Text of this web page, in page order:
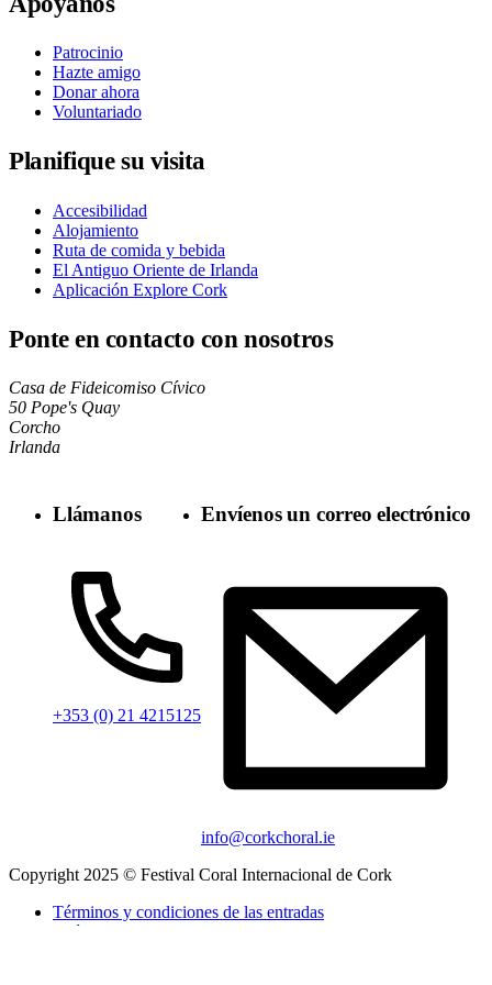
Patrocinio
Hazte amigo
Donar ahora
Voluntariado
Planifique su visita
Accesibilidad
Alojamiento
Ruta de comida y bebida
El Antiguo Oriente de Irlanda
Aplicación Explore Cork
Ponte en contacto con nosotros
Casa de Fideicomiso Cívico
50 Pope's Quay
Corcho
Irlanda
Llámanos
+353 (0) 21 4215125
Envíenos un correo electrónico
info@corkchoral.ie
Copyright 2025 © Festival Coral Internacional de Cork
Términos y condiciones de las entradas
política de privacidad